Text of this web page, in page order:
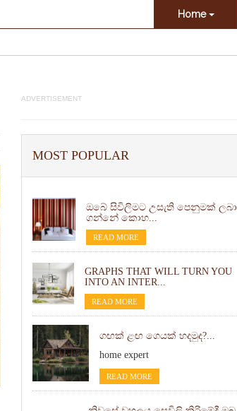
Home
ADVERTISEMENT
MOST POPULAR
ඔබේ සිවිලිමට උසැති පෙනුමක් ලබා
ගන්නේ කොහ...
READ MORE
GRAPHS THAT WILL TURN YOU
INTO AN INTER...
READ MORE
ගඟක් ළඟ ගෙයක් හදමුද?...
home expert
READ MORE